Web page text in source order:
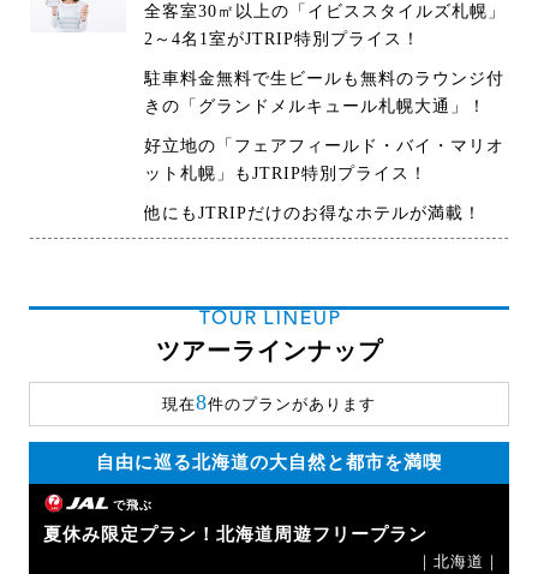
全客室30㎡以上の「イビススタイルズ札幌」
2～4名1室がJTRIP特別プライス！
駐車料金無料で生ビールも無料のラウンジ付
きの「グランドメルキュール札幌大通」！
好立地の「フェアフィールド・バイ・マリオ
ット札幌」もJTRIP特別プライス！
他にもJTRIPだけのお得なホテルが満載！
TOUR LINEUP
ツアーラインナップ
現在8件のプランがあります
自由に巡る北海道の大自然と都市を満喫
で飛ぶ
夏休み限定プラン！北海道周遊フリープラン
｜北海道｜